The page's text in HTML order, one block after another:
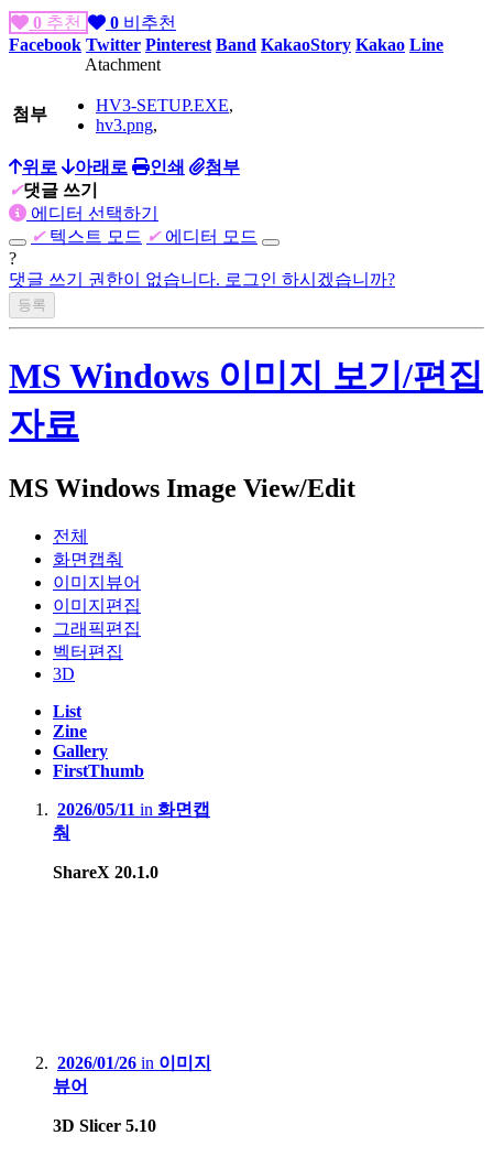
0 추천 0 비추천
Facebook Twitter Pinterest Band KakaoStory Kakao Line
Atachment
첨부 HV3-SETUP.EXE,
hv3.png,
위로 아래로 인쇄
첨부
✔댓글 쓰기
에디터 선택하기
✔ 텍스트 모드 ✔ 에디터 모드
?
댓글 쓰기 권한이 없습니다. 로그인 하시겠습니까?
MS Windows 이미지 보기/편집
자료
MS Windows Image View/Edit
전체
화면캡춰
이미지뷰어
이미지편집
그래픽편집
벡터편집
3D
List
Zine
Gallery
FirstThumb
2026/05/11 in 화면캡
춰
ShareX 20.1.0
2026/01/26 in 이미지
뷰어
3D Slicer 5.10